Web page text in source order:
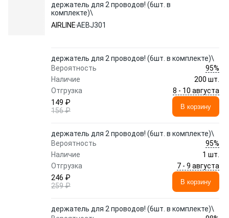
держатель для 2 проводов! (6шт. в
комплекте)\
AIRLINEAEBJ301
держатель для 2 проводов! (6шт. в комплекте)\
Вероятность
95%
Наличие
200 шт.
Отгрузка
8 - 10 августа
149 ₽
156 ₽
В корзину
держатель для 2 проводов! (6шт. в комплекте)\
Вероятность
95%
Наличие
1 шт.
Отгрузка
7 - 9 августа
246 ₽
259 ₽
В корзину
держатель для 2 проводов! (6шт. в комплекте)\